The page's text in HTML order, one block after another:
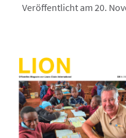
Veröffentlicht am 20.